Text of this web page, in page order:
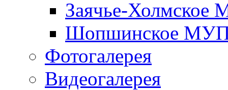
Заячье-
Шопшинское
Фотогалерея
Видеогалерея